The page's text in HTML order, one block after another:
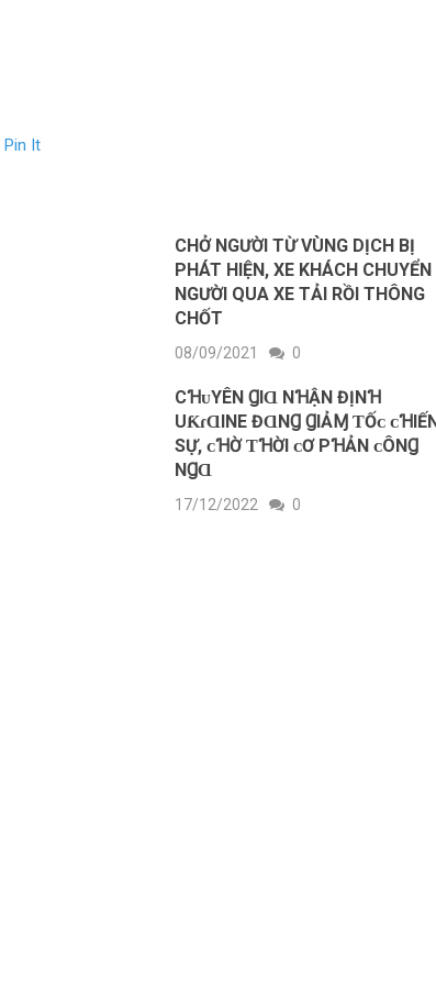
Pin It
CHỞ NGƯỜI TỪ VÙNG DỊCH BỊ
PHÁT HIỆN, XE KHÁCH CHUYỂN
NGƯỜI QUA XE TẢI RỒI THÔNG
CHỐT
08/09/2021 0
CꞪᴜYÊN ꞬIⱭ NꞪẬN ĐỊNꞪ
UƘɾⱭINE ĐⱭNꞬ ꞬIẢⱮ ƬỐᴄ
ЅỰ, ᴄꞪỜ ƬꞪỜI ᴄƠ PꞪẢN ᴄÔNꞬ
NꞬⱭ
17/12/2022 0